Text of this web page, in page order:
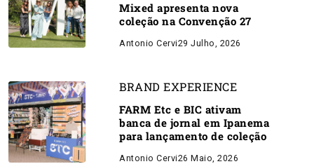
Mixed apresenta nova
coleção na Convenção 27
Antonio Cervi29 Julho, 2026
BRAND EXPERIENCE
FARM Etc e BIC ativam
banca de jornal em Ipanema
para lançamento de coleção
Antonio Cervi26 Maio, 2026